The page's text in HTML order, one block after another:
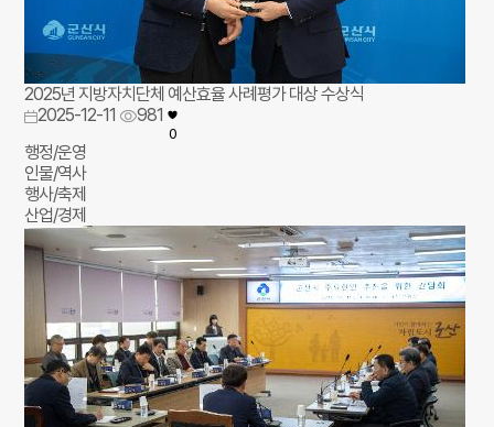
2025년 지방자치단체 예산효율 사례평가 대상 수상식
2025-12-11
981
0
행정/운영
인물/역사
행사/축제
산업/경제